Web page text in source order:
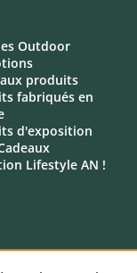
Outdoor
produits
fabriqués en
d'exposition
Lifestyle AN !